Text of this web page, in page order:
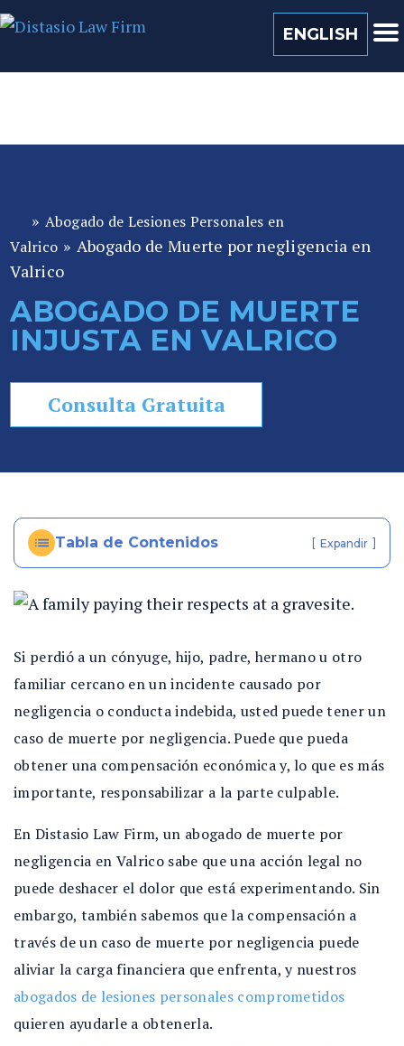
ENGLISH
(813) 259 0022
b
o
d
o
P
so
al
ju
e
Fl
id
a
» Abogado de Lesiones Personales en
Valrico » Abogado de Muerte por negligencia en
Valrico
ABOGADO DE MUERTE
INJUSTA EN VALRICO
Consulta Gratuita
Tabla de Contenidos [ Expandir ]
Si perdió a un cónyuge, hijo, padre, hermano u otro
familiar cercano en un incidente causado por
negligencia o conducta indebida, usted puedetener un
caso de muerte por negligencia. Puede que pueda
obtener una compensación económica y, lo que es más
importante, responsabilizar a la parte culpable.
En Distasio Law Firm, un abogado de muerte por
negligencia en Valrico sabe que una acción legal no
puede deshacer el dolor que está experimentando. Sin
embargo, también sabemos que la compensación a
través de un caso de muerte por negligencia puede
aliviar la carga financiera que enfrenta, y nuestros
abogados de lesiones personales comprometidos
quieren ayudarle a obtenerla.